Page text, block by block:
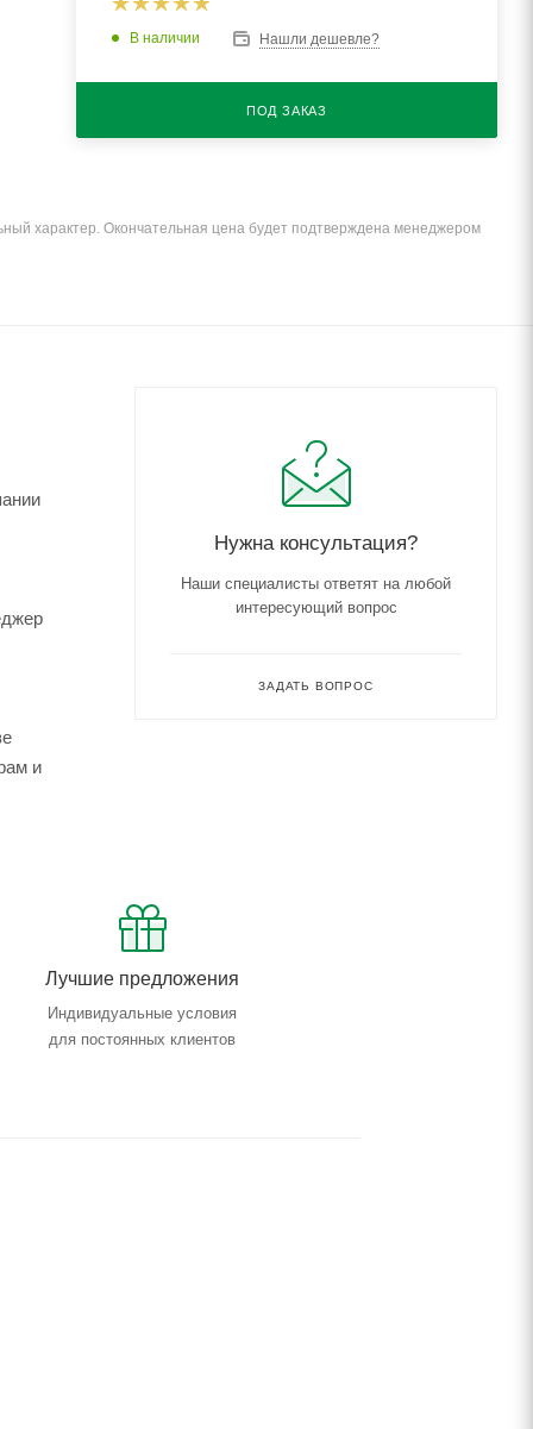
В наличии Нашли дешевле?
ПОД ЗАКАЗ
характер. Окончательная цена будет подтверждена менеджером
и
Лучшие предложения
Индивидуальные условия
для постоянных клиентов
Нужна консультация?
Наши специалисты ответят на любой
интересующий вопрос
ЗАДАТЬ ВОПРОС